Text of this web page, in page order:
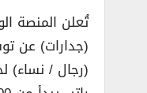
تُعلن المنصة
(جدارات) عن
(رجال / نساء)